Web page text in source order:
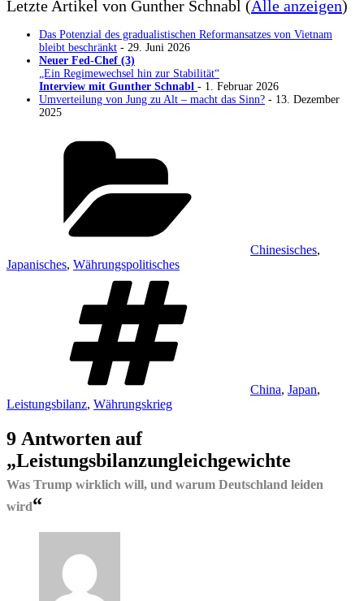
Letzte Artikel von Gunther Schnabl (Alle anzeigen)
Das Potenzial des gradualistischen Reformansatzes von Vietnam
bleibt beschränkt - 29. Juni 2026
Neuer Fed-Chef (3)
„Ein Regimewechsel hin zur Stabilität“
Interview mit Gunther Schnabl - 1. Februar 2026
Umverteilung von Jung zu Alt – macht das Sinn? - 13. Dezember
2025
Chinesisches,
Japanisches, Währungspolitisches
China, Japan,
Leistungsbilanz, Währungskrieg
9 Antworten auf
„Leistungsbilanzungleichgewichte
Was Trump wirklich will, und warum Deutschland leiden
wird“